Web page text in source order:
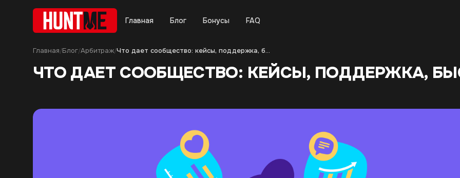
Главная Блог Бонусы FAQ
Главная/Блог/Арбитраж/ Что дает сообщество: кейсы, поддержка, быстрые ответы
ЧТО ДАЕТ СООБЩЕСТВО: КЕЙСЫ, ПОДДЕРЖКА,